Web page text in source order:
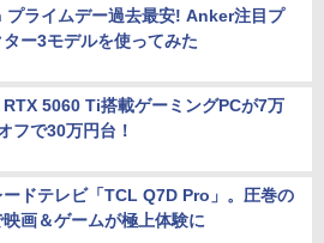
プライムデー過去最安! Anker注目プ
ター3モデルを使ってみた
RTX 5060 Ti搭載ゲーミングPCが7万
フで30万円台！
ドテレビ「TCL Q7D Pro」。圧巻の
画＆ゲームが極上体験に